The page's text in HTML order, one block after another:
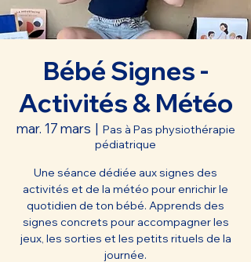
Bébé Signes -
Activités & Météo
mar. 17 mars
  |
Pas à Pas physiothérapie
pédiatrique
Une séance dédiée aux signes des
activités et de la météo pour enrichir le
quotidien de ton bébé. Apprends des
signes concrets pour accompagner les
jeux, les sorties et les petits rituels de la
journée.